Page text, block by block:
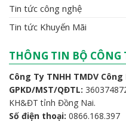
Tin tức công nghệ
Tin tức Khuyến Mãi
THÔNG TIN BỘ CÔNG
Công Ty TNHH TMDV
GPKD/MST/QĐTL:
KH&ĐT tỉnh Đồng Nai.
Số điện thoại: 0866.168.397